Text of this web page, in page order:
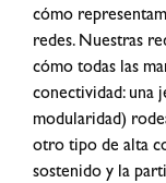
cómo
redes. Nuestras
cómo todas las
conectividad: una
modularidad)
otro tipo de alta
sostenido y la